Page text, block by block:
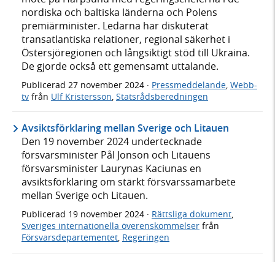
nordiska och baltiska länderna och Polens
premiärminister. Ledarna har diskuterat
transatlantiska relationer, regional säkerhet i
Östersjöregionen och långsiktigt stöd till Ukraina.
De gjorde också ett gemensamt uttalande.
Publicerad 27 november 2024 · Pressmeddelande Webb-
tv från Ulf Kristersson Statsrådsberedningen
Avsiktsförklaring mellan Sverige och Litauen
Den 19 november 2024 undertecknade
försvarsminister Pål Jonson och Litauens
försvarsminister Laurynas Kaciunas en
avsiktsförklaring om stärkt försvarssamarbete
mellan Sverige och Litauen.
Publicerad 19 november 2024 · Rättsliga dokument,
Sveriges internationella överenskommelser från
Försvarsdepartementet, Regeringen